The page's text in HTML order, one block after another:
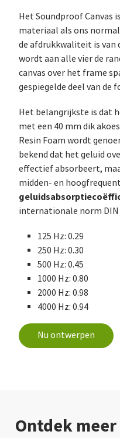
Het Soundproof Canvas
materiaal als ons
de afdrukkwaliteit is
wordt aan alle vier de
canvas over het frame
gespiegelde deel van de
Het belangrijkste is dat
met een 40 mm dik
Resin Foam wordt
bekend dat het geluid
effectief absorbeert,
midden- en
internationale norm DIN
125 Hz: 0.29
250 Hz: 0.30
500 Hz: 0.45
1000 Hz: 0.80
2000 Hz: 0.98
4000 Hz: 0.94
Nu ontwerpen
Ontdek